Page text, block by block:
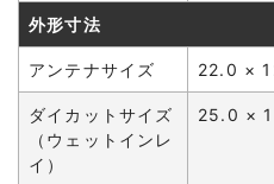
外形寸法
アンテナサイズ 22.0 ×
ダイカットサイズ
（ウェットインレ
イ）
25.0 ×